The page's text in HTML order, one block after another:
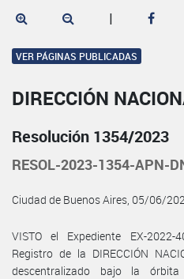
|
VER PÁGINAS PUBLICADAS
DIRECCIÓN
Resolución 1354/2023
RESOL-2023-1354-APN-
Ciudad de Buenos Aires, 05/06/
VISTO el Expediente EX-2022-
Registro de la DIRECCIÓN
descentralizado bajo la órbita